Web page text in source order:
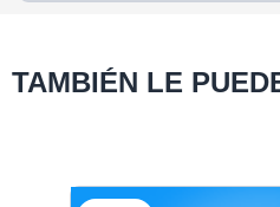
TAMBIÉN LE